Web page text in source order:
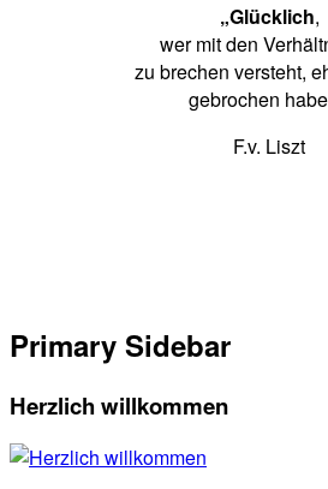
„Glücklich,
wer mit den
zu brechen versteht,
gebrochen
F.v. Liszt
Primary Sidebar
Herzlich willkommen